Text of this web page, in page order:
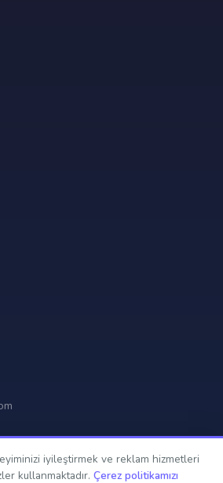
Notları. Tüm hakları saklıdır.
iyileştirmek ve reklam hizmetleri
kullanmaktadır. Çerez politikamızı